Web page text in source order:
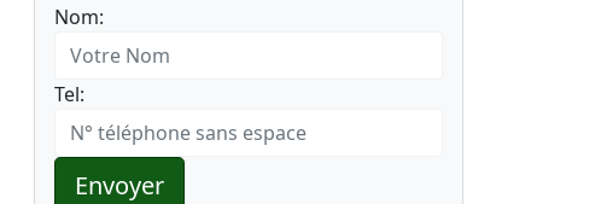
Nom:
Tel:
Envoyer